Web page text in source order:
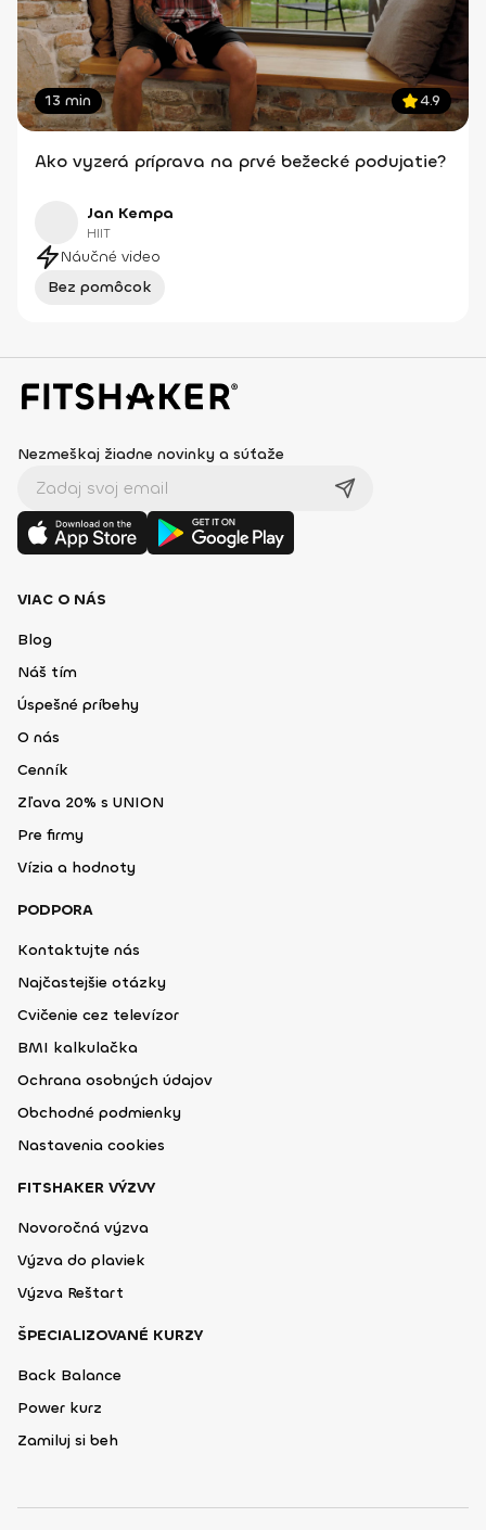
13 min 4.9
Ako vyzerá príprava na prvé bežecké podujatie?
Jan Kempa
HIIT
Náučné video
Bez pomôcok
Nezmeškaj žiadne novinky a súťaže
VIAC O NÁS
Blog
Náš tím
Úspešné príbehy
O nás
Cenník
Zľava 20% s UNION
Pre firmy
Vízia a hodnoty
PODPORA
Kontaktujte nás
Najčastejšie otázky
Cvičenie cez televízor
BMI kalkulačka
Ochrana osobných údajov
Obchodné podmienky
Nastavenia cookies
FITSHAKER VÝZVY
Novoročná výzva
Výzva do plaviek
Výzva Reštart
ŠPECIALIZOVANÉ KURZY
Back Balance
Power kurz
Zamiluj si beh